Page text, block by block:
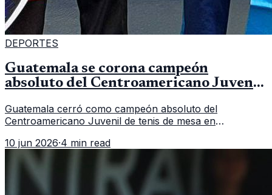
DEPORTES
Guatemala se corona campeón
absoluto del Centroamericano Juvenil
Guatemala cerró como campeón absoluto del
Centroamericano Juvenil de tenis de mesa en
cobertura oficial difundida por CDAG.
10 jun 2026·4 min read